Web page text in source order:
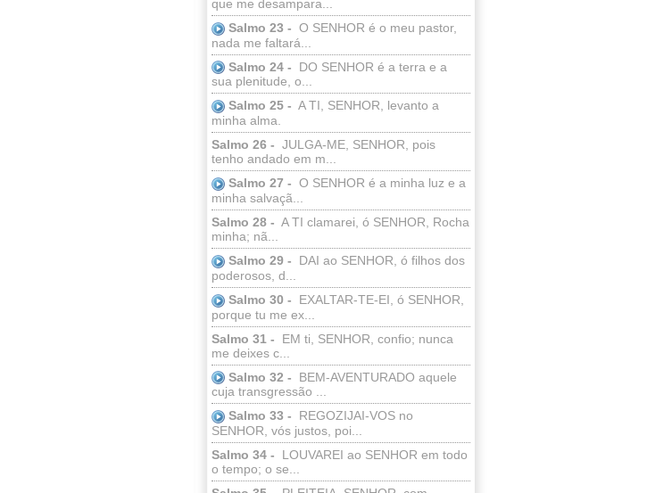
que me desampara...
Salmo 23 - O SENHOR é o meu pastor,
nada me faltará...
Salmo 24 -
DO SENHOR é a terra e a
sua plenitude, o...
Salmo 25 - A TI, SENHOR, levanto a
minha alma.
Salmo 26 - JULGA-ME, SENHOR, pois
tenho andado em m...
Salmo 27 - O SENHOR é a minha luz e a
minha salvaçã...
Salmo 28 - A TI clamarei, ó SENHOR, Rocha
minha; nã...
Salmo 29 -
DAI ao SENHOR, ó filhos dos
poderosos, d...
Salmo 30 -
EXALTAR-TE-EI, ó SENHOR,
porque tu me ex...
Salmo 31 -
EM ti, SENHOR, confio; nunca
me deixes c...
Salmo 32 -
BEM-AVENTURADO aquele
cuja transgressão ...
Salmo 33 -
REGOZIJAI-VOS no
SENHOR, vós justos, poi...
Salmo 34 -
LOUVAREI ao SENHOR em todo
o tempo; o se...